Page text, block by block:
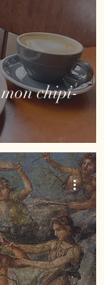
chipi-